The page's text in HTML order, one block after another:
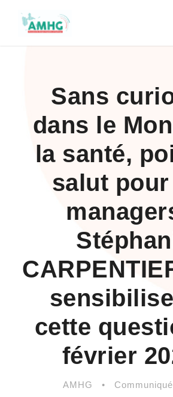
Sans
dans le
la santé,
salut
cette
février
AMHG •